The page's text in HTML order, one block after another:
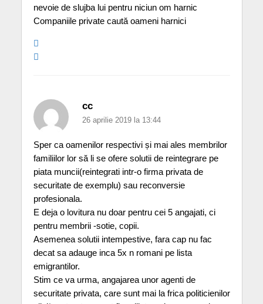
nevoie de slujba lui pentru niciun om harnic
Companiile private caută oameni harnici
cc
26 aprilie 2019 la 13:44
Sper ca oamenilor respectivi și mai ales membrilor
familiilor lor să li se ofere solutii de reintegrare pe
piata muncii(reintegrati intr-o firma privata de
securitate de exemplu) sau reconversie
profesionala.
E deja o lovitura nu doar pentru cei 5 angajati, ci
pentru membrii -sotie, copii.
Asemenea solutii intempestive, fara cap nu fac
decat sa adauge inca 5x n romani pe lista
emigrantilor.
Stim ce va urma, angajarea unor agenti de
securitate privata, care sunt mai la frica politicienilor